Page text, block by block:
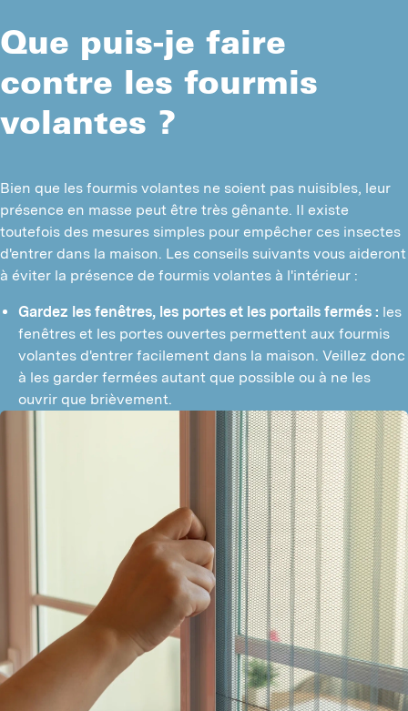
Que puis-je faire
contre les fourmis
volantes ?
Bien que les fourmis volantes ne soient pas nuisibles, leur
présence en masse peut être très gênante. Il existe
toutefois des mesures simples pour empêcher ces insectes
d'entrer dans la maison. Les conseils suivants vous aideront
à éviter la présence de fourmis volantes à l'intérieur :
Gardez les fenêtres, les portes et les portails fermés : les
fenêtres et les portes ouvertes permettent aux fourmis
volantes d'entrer facilement dans la maison. Veillez donc
à les garder fermées autant que possible ou à ne les
ouvrir que brièvement.